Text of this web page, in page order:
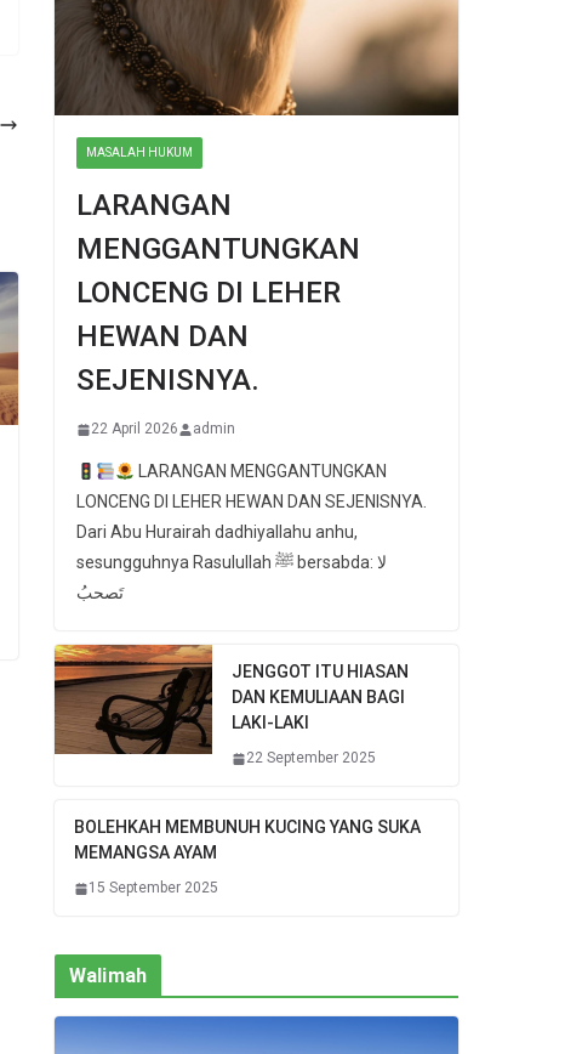
MASALAH HUKUM
LARANGAN
MENGGANTUNGKAN
LONCENG DI LEHER
HEWAN DAN
SEJENISNYA.
22 April 2026 admin
LARANGAN MENGGANTUNGKAN
LONCENG DI LEHER HEWAN DAN SEJENISNYA.
Dari Abu Hurairah dadhiyallahu anhu,
sesungguhnya Rasulullah ﷺ bersabda: لا
تَصحبُ
JENGGOT ITU HIASAN
DAN KEMULIAAN BAGI
LAKI-LAKI
22 September 2025
BOLEHKAH MEMBUNUH KUCING YANG SUKA
MEMANGSA AYAM
15 September 2025
Walimah